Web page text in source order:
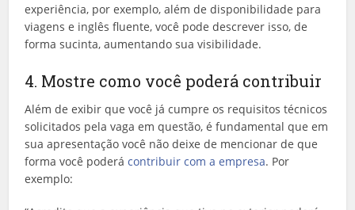
experiência, por exemplo, além de disponibilidade para
viagens e inglês fluente, você pode descrever isso, de
forma sucinta, aumentando sua visibilidade.
4. Mostre como você poderá contribuir
Além de exibir que você já cumpre os requisitos técnicos
solicitados pela vaga em questão, é fundamental que em
sua apresentação você não deixe de mencionar de que
forma você poderácontribuir com a empresa. Por
exemplo: